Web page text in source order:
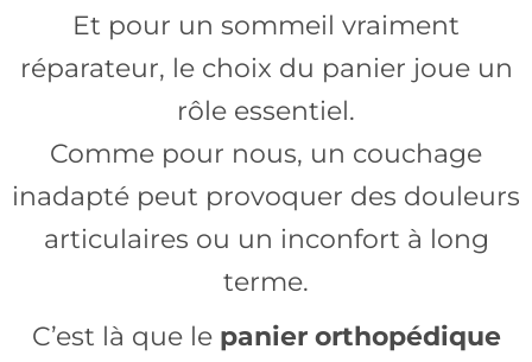
Et pour un sommeil vraiment
réparateur, le choix du panier joue un
rôle essentiel.
Comme pour nous, un couchage
inadapté peut provoquer des douleurs
articulaires ou un inconfort à long
terme.
C’est là que le panier orthopédique